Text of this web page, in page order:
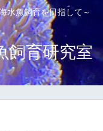
水魚飼育を目指して～
飼育研究室